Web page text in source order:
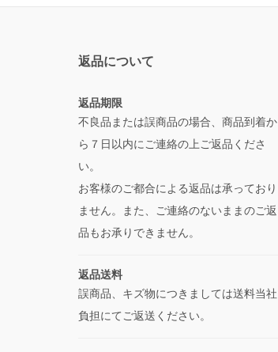
返品について
返品期限
不良品または誤商品の場合、商品到着か
ら７日以内にご連絡の上ご返品くださ
い。
お客様のご都合による返品は承っており
ません。また、ご連絡のないままのご返
品もお承りできません。
返品送料
誤商品、キズ物につきましては送料当社
負担にてご返送ください。